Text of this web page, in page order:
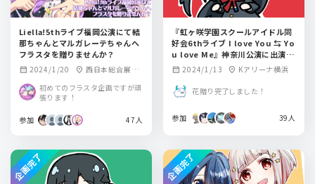
Liella!5thライブ福岡公演にて結
那ちゃんとマルガレーテちゃんへ
フラスタを贈りませんか？
calendar_month 2024/1/20 location_on 西日本総合展示
初めてのフラスタ企画ですが頑
張ります！
参加 47人
『虹ヶ咲学園スクールアイドル同
好会6thライブ I love You ⇆ Yo
u love Me』神奈川公演に出演の
優木せつ菜さん：林鼓子さんにフ
ラスタを贈りませんか？
calendar_month 2024/1/13 location_on Kアリーナ横浜
花贈り完了しました！
参加 39人
企画完了 企画完了